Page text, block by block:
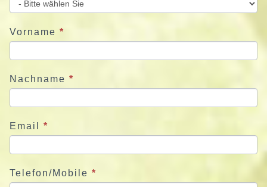
e
u
n
s
e
t
Vorname *
Nachname *
Email *
Telefon/Mobile *